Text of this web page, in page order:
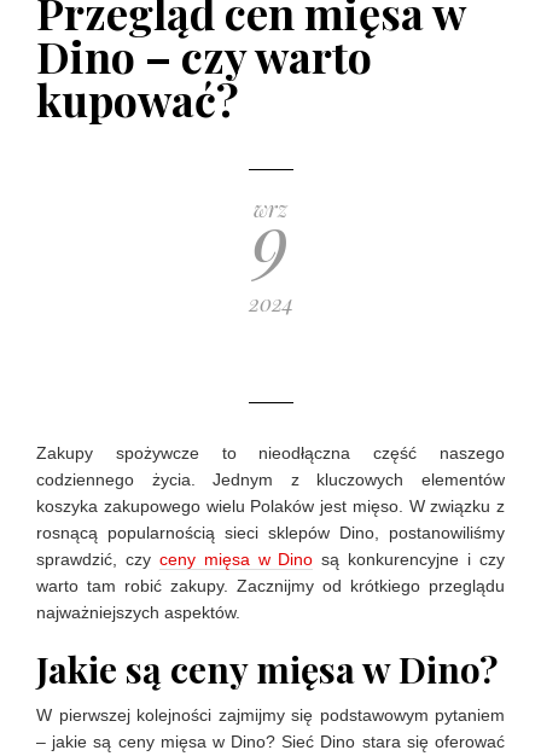
poradnik zakupowy
10 GRUDNIA 2019
Przegląd cen mięsa w
Dino – czy warto
kupować?
wrz
9
2024
Zakupy spożywcze to nieodłączna część naszego
codziennego życia. Jednym z kluczowych elementów
koszyka zakupowego wielu Polaków jest mięso. W związku z
rosnącą popularnością sieci sklepów Dino, postanowiliśmy
sprawdzić, czy ceny mięsa w Dino są konkurencyjne i czy
warto tam robić zakupy. Zacznijmy od krótkiego przeglądu
najważniejszych aspektów.
Jakie są ceny mięsa w Dino?
W pierwszej kolejności zajmijmy się podstawowym pytaniem
– jakie są ceny mięsa w Dino? Sieć Dino stara się oferować